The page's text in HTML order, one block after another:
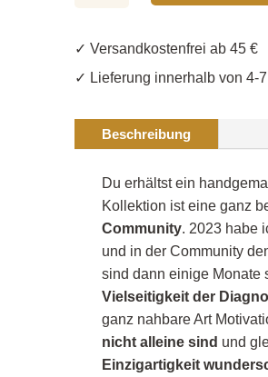
@lippabritta
✓
✓ Lieferung innerhalb von 4-
Beschreibung
Du erhältst ein
Kollektion ist eine ganz
Community. 2023 habe
und in der Community
sind dann einige Monate
Vielseitigkeit der
ganz nahbare Art
nicht alleine sind und
Einzigartigkeit